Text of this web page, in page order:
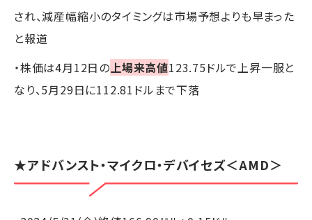
され、減産幅縮小のタイミングは市場予想よりも早まった
と報道
・株価は4月12日の上場来高値123.75ドルで上昇一服と
なり、5月29日に112.81ドルまで下落
★アドバンスト・マイクロ・デバイセズ＜AMD＞